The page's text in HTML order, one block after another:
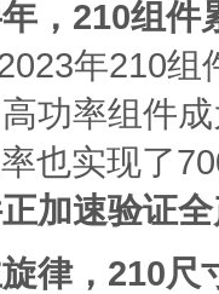
， 210组件
年210组
功率组件
也实现了
加速验证
律， 210尺